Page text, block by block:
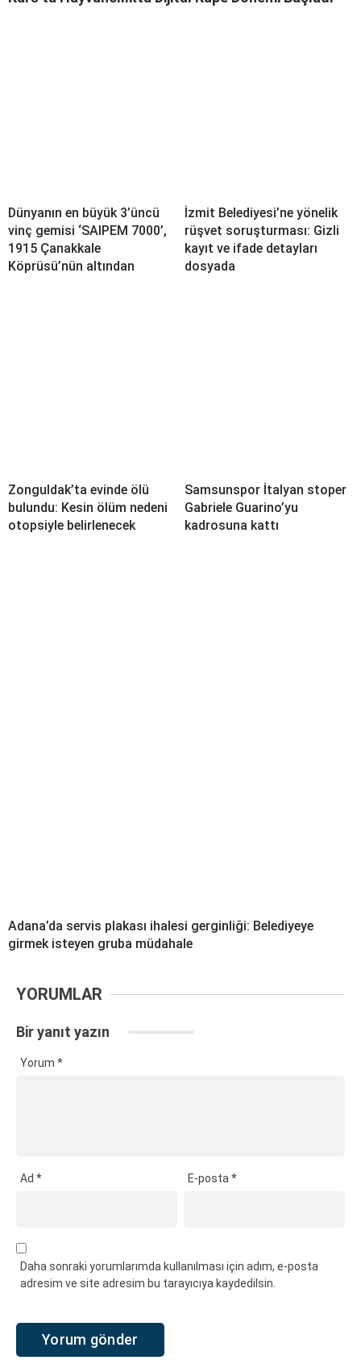
Dünyanın en büyük 3’üncü
vinç gemisi ‘SAIPEM 7000’,
1915 Çanakkale
Köprüsü’nün altından
İzmit Belediyesi’ne yönelik
rüşvet soruşturması: Gizli
kayıt ve ifade detayları
dosyada
Zonguldak’ta evinde ölü
bulundu: Kesin ölüm nedeni
otopsiyle belirlenecek
Samsunspor İtalyan stoper
Gabriele Guarino’yu
kadrosuna kattı
Adana’da servis plakası ihalesi gerginliği: Belediyeye
girmek isteyen gruba müdahale
YORUMLAR
Bir yanıt yazın
Yorum *
Ad * E-posta*
Daha sonraki yorumlarımda kullanılması için adım, e-posta
adresim ve site adresim bu tarayıcıya kaydedilsin.